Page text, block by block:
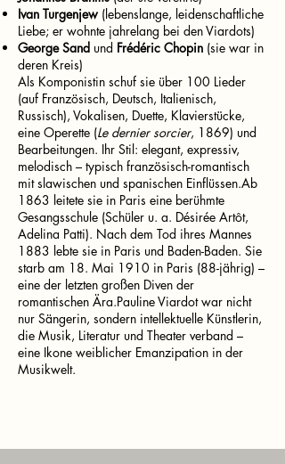
Ivan Turgenjew(lebenslange, leidenschaftliche
Liebe; er wohnte jahrelang bei den Viardots)
George Sand und Frédéric Chopin (sie war in
deren Kreis)
Als Komponistin schuf sie über 100 Lieder
(auf Französisch, Deutsch, Italienisch,
Russisch), Vokalisen, Duette, Klavierstücke,
eine Operette (Le dernier sorcier, 1869) und
Bearbeitungen. Ihr Stil: elegant, expressiv,
melodisch – typisch französisch-romantisch
mit slawischen und spanischen Einflüssen.Ab
1863 leitete sie in Paris eine berühmte
Gesangsschule (Schüler u. a. Désirée Artôt,
Adelina Patti). Nach dem Tod ihres Mannes
1883 lebte sie in Paris und Baden-Baden. Sie
starb am 18. Mai 1910 in Paris (88-jährig) –
eine der letzten großen Diven der
romantischen Ära.Pauline Viardot war nicht
nur Sängerin, sondern intellektuelle Künstlerin,
die Musik, Literatur und Theater verband –
eine Ikone weiblicher Emanzipation in der
Musikwelt.